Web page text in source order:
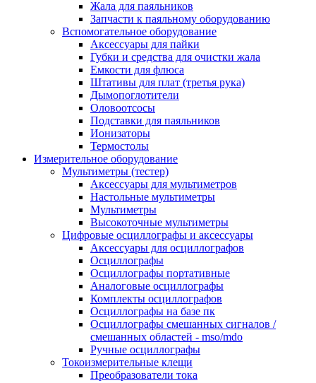
Жала для паяльников
Запчасти к паяльному оборудованию
Вспомогательное оборудование
Аксессуары для пайки
Губки и средства для очистки жала
Емкости для флюса
Штативы для плат (третья рука)
Дымопоглотители
Оловоотсосы
Подставки для паяльников
Ионизаторы
Термостолы
Измерительное оборудование
Мультиметры (тестер)
Аксессуары для мультиметров
Настольные мультиметры
Мультиметры
Высокоточные мультиметры
Цифровые осциллографы и аксессуары
Аксессуары для осциллографов
Осциллографы
Осциллографы портативные
Аналоговые осциллографы
Комплекты осциллографов
Осциллографы на базе пк
Осциллографы смешанных сигналов /
смешанных областей - mso/mdo
Ручные осциллографы
Токоизмерительные клещи
Преобразователи тока